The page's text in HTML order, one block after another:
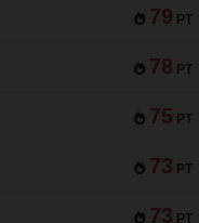
79 PT
78 PT
75 PT
73 PT
73 PT